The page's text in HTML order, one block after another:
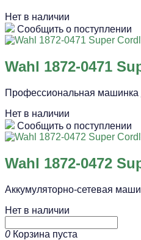
Нет в наличии
Сообщить о поступлении
Wahl 1872-0471
Профессиональная машинка
Нет в наличии
Сообщить о поступлении
Wahl 1872-0472
Аккумуляторно-сетевая
Нет в наличии
0 Корзина пуста